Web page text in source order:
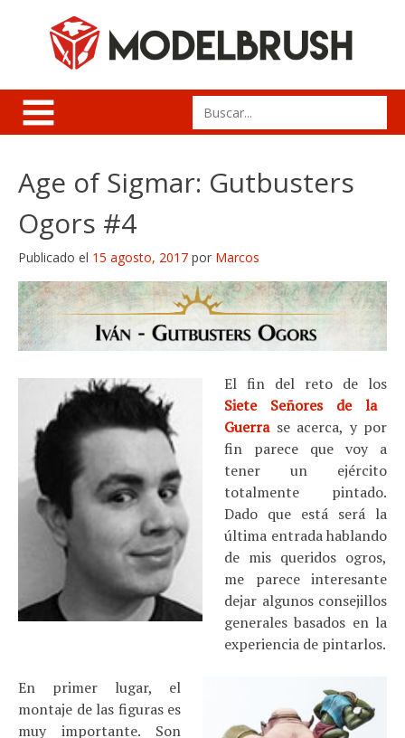
Search
for:
Age of Sigmar: Gutbusters
Ogors #4
Publicado el 15 agosto, 2017 por Marcos
El fin del reto de los
Siete Señores de la
Guerra se acerca, y por
fin parece que voy a
tener un ejército
totalmente pintado.
Dado que está será la
última entrada hablando
de mis queridos ogros,
me parece interesante
dejar algunos consejillos
generales basados en la
experiencia de pintarlos.
En primer lugar, el
montaje de las figuras es
muy importante. Son